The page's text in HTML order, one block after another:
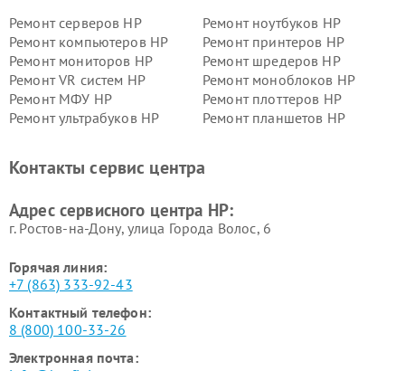
Ремонт серверов HP
Ремонт ноутбуков HP
Ремонт компьютеров HP
Ремонт принтеров HP
Ремонт мониторов HP
Ремонт шредеров HP
Ремонт VR систем HP
Ремонт моноблоков HP
Ремонт МФУ HP
Ремонт плоттеров HP
Ремонт ультрабуков HP
Ремонт планшетов HP
Контакты сервис центра
Адрес сервисного центра HP:
г. Ростов-на-Дону, улица Города Волос, 6
Горячая линия:
+7 (863) 333-92-43
Контактный телефон:
8 (800) 100-33-26
Электронная почта: